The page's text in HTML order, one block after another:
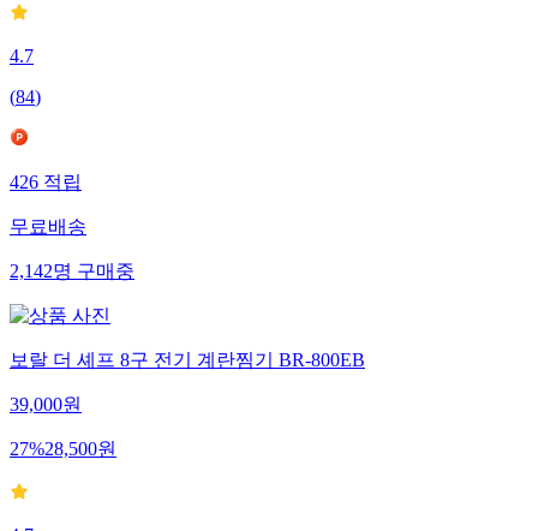
4.7
(84)
426적립
무료배송
2,142명구매중
보랄 더 셰프 8구 전기 계란찜기 BR-800EB
39,000원
27%28,500원